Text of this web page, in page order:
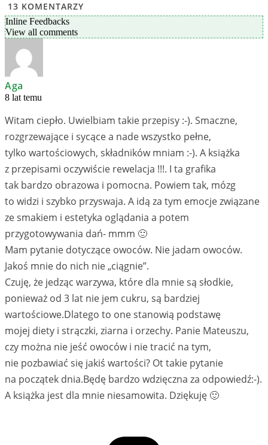
13 KOMENTARZY
Inline Feedbacks
View all comments
Aga
8 lat temu
Witam ciepło. Uwielbiam takie przepisy :-). Smaczne,
rozgrzewające i sycące a nade wszystko pełne,
tylko wartościowych, składników mniam :-). A książka
z przepisami oczywiście rewelacja !!!. I ta grafika
tak bardzo obrazowa i pomocna. Powiem tak, mózg
to widzi i szybko przyswaja. A idą za tym emocje związane
ze smakiem i estetyka oglądania a potem
przygotowywania dań- mmm 🙂
Mam pytanie dotyczące owoców. Nie jadam owoców.
Jakoś mnie do nich nie „ciągnie”.
Czuję, że jedząc warzywa, które dla mnie są słodkie,
ponieważ od 3 lat nie jem cukru, są bardziej
wartościowe.Dlatego to one stanowią podstawę
mojej diety i strączki, ziarna i orzechy. Panie Mateuszu,
czy można nie jeść owoców i nie tracić na tym,
nie pozbawiać się jakiś wartości? Ot takie pytanie
na początek dnia.Będę bardzo wdzięczna za odpowiedź:-).
A książka jest dla mnie niesamowita. Dziękuję 🙂